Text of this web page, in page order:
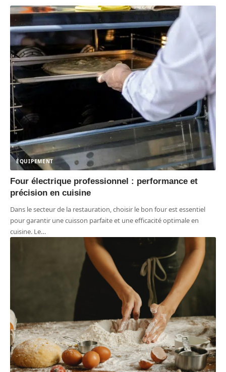
ÉQUIPEMENT
Four électrique professionnel : performance et
précision en cuisine
Dans le secteur de la restauration, choisir le bon four est essentiel
pour garantir une cuisson parfaite et une efficacité optimale en
cuisine. Le…